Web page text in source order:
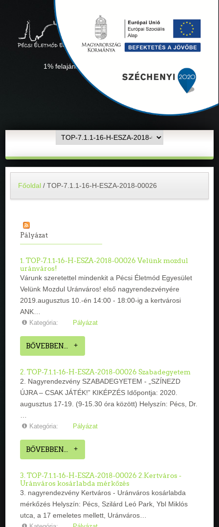
1% felajánlás "Együtt minden sikerül" Adószámunk:
18311927-1-02
Főoldal /TOP-7.1.1-16-H-ESZA-2018-00026
Pályázat
1. TOP-7.1.1-16-H-ESZA-2018-00026 Velünk mozdul
uránváros!
Várunk szeretettel mindenkit a Pécsi Életmód Egyesület
Velünk Mozdul Uránváros! első nagyrendezvényére
2019.augusztus 10.-én 14:00 - 18:00-ig a kertvárosi
ANK…
Kategória: Pályázat
BŐVEBBEN...
2. TOP-7.1.1-16-H-ESZA-2018-00026 Szabadegyetem
2. Nagyrendezvény SZABADEGYETEM - „SZÍNEZD
ÚJRA – CSAK JÁTÉK!” KIKÉPZÉS Időpontja: 2020.
augusztus 17-19. (9-15.30 óra között) Helyszín: Pécs, Dr.
Kategória: Pályázat
BŐVEBBEN...
3. TOP-7.1.1-16-H-ESZA-2018-00026 2.Kertváros -
Uránváros kosárlabda mérkőzés
3. nagyrendezvény Kertváros - Uránváros kosárlabda
mérkőzés Helyszín: Pécs, Szilárd Leó Park, Ybl Miklós
utca, a 17 emeletes mellett, Uránváros…